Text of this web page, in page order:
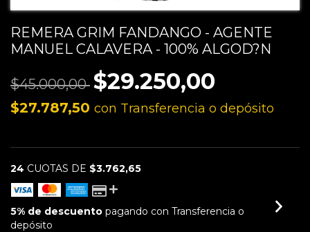
REMERA GRIM FANDANGO - AGENTE
MANUEL CALAVERA - 100% ALGOD?N
$45.000,00 $29.250,00
$27.787,50 con Transferencia o depósito
24 CUOTAS DE $3.762,65
5% de descuento pagando con Transferencia o
depósito